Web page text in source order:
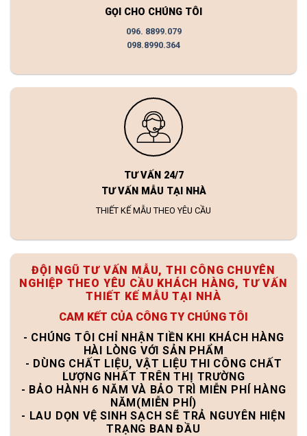
GỌI CHO CHÚNG TÔI
096. 8899.079
098.8990.364
TƯ VẤN 24/7
TƯ VẤN MẪU TẠI NHÀ
THIẾT KẾ MẪU THEO YÊU CẦU
ĐỘI NGŨ TƯ VẤN MẪU, THI CÔNG CHUYÊN
NGHIỆP THEO YÊU CẦU KHÁCH HÀNG, TƯ VẤN
THIẾT KẾ MẪU TẠI NHÀ
CAM KẾT CỦA CÔNG TY CHÚNG TÔI
- CHÚNG TÔI CHỈ NHẬN TIỀN KHI KHÁCH HÀNG
HÀI LÒNG VỚI SẢN PHẨM
- DÙNG CHẤT LIỆU, VẬT LIỆU THI CÔNG CHẤT
LƯỢNG NHẤT TRÊN THỊ TRƯỜNG
- BẢO HÀNH 6 NĂM VÀ BẢO TRÌ MIỄN PHÍ HÀNG
NĂM(MIỄN PHÍ)
- LAU DỌN VỆ SINH SẠCH SẼ TRẢ NGUYÊN HIỆN
TRẠNG BAN ĐẦU